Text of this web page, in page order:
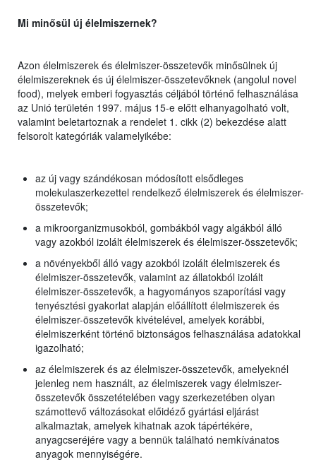
Mi minősül új élelmiszernek?
Azon élelmiszerek és élelmiszer-összetevők minősülnek új
élelmiszereknek és új élelmiszer-összetevőknek (angolul novel
food), melyek emberi fogyasztás céljából történő felhasználása
az Unió területén 1997. május 15-e előtt elhanyagolható volt,
valamint beletartoznak a rendelet 1. cikk (2) bekezdése alatt
felsorolt kategóriák valamelyikébe:
az új vagy szándékosan módosított elsődleges
molekulaszerkezettel rendelkező élelmiszerek és élelmiszer-
összetevők;
a mikroorganizmusokból, gombákból vagy algákból álló
vagy azokból izolált élelmiszerek és élelmiszer-összetevők;
a növényekből álló vagy azokból izolált élelmiszerek és
élelmiszer-összetevők, valamint az állatokból izolált
élelmiszer-összetevők, a hagyományos szaporítási vagy
tenyésztési gyakorlat alapján előállított élelmiszerek és
élelmiszer-összetevők kivételével, amelyek korábbi,
élelmiszerként történő biztonságos felhasználása adatokkal
igazolható;
az élelmiszerek és az élelmiszer-összetevők, amelyeknél
jelenleg nem használt, az élelmiszerek vagy élelmiszer-
összetevők összetételében vagy szerkezetében olyan
számottevő változásokat előidéző gyártási eljárást
alkalmaztak, amelyek kihatnak azok tápértékére,
anyagcseréjére vagy a bennük található nemkívánatos
anyagok mennyiségére.